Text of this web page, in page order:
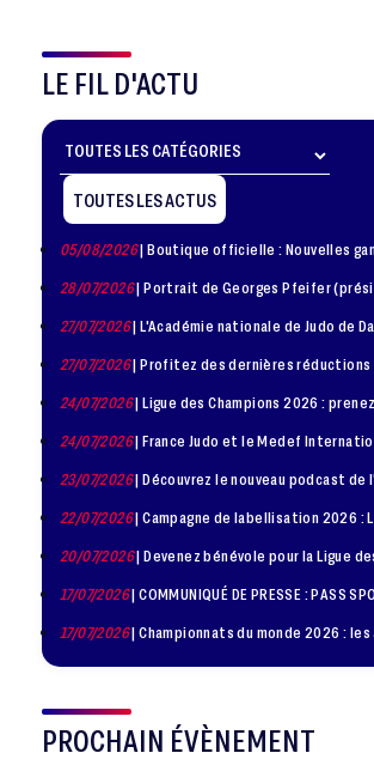
LE FIL D'ACTU
TOUTES LES ACTUS
05/08/2026| Boutique officielle : Nouvelles gammes
28/07/2026| Portrait de Georges Pfeifer (président de 1981
27/07/2026| L'Académie nationale de Judo de
27/07/2026| Profitez des dernières
24/07/2026| Ligue des Champions 2026 :
24/07/2026| France Judo et le Medef International organisent
23/07/2026| Découvrez le nouveau podcast de l'été pour les
22/07/2026| Campagne de labellisation 2026 :
20/07/2026| Devenez bénévole pour la Ligue des champions de
17/07/2026| COMMUNIQUÉ DE PRESSE : PASS
17/07/2026| Championnats du monde 2026 : les athlètes
PROCHAIN ÉVÈNEMENT